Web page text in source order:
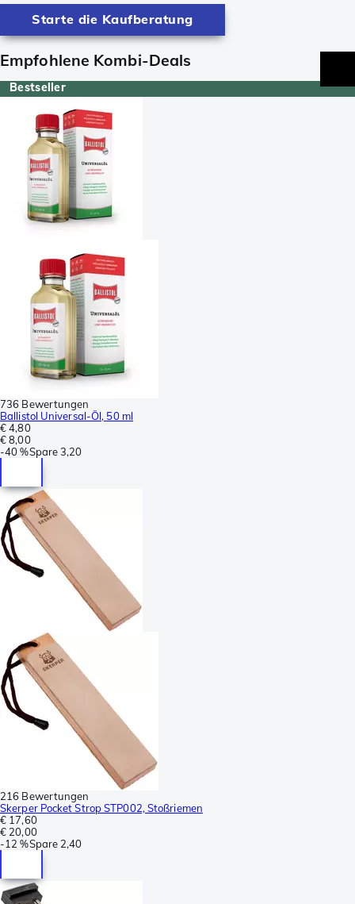
Starte die Kaufberatung
Empfohlene Kombi-Deals
Bestseller
736 Bewertungen
Ballistol Universal-Öl, 50 ml
€ 4,80
€ 8,00
-40 %Spare3,20
216 Bewertungen
Skerper Pocket Strop STP002, Stoßriemen
€ 17,60
€ 20,00
-12 %Spare 2,40